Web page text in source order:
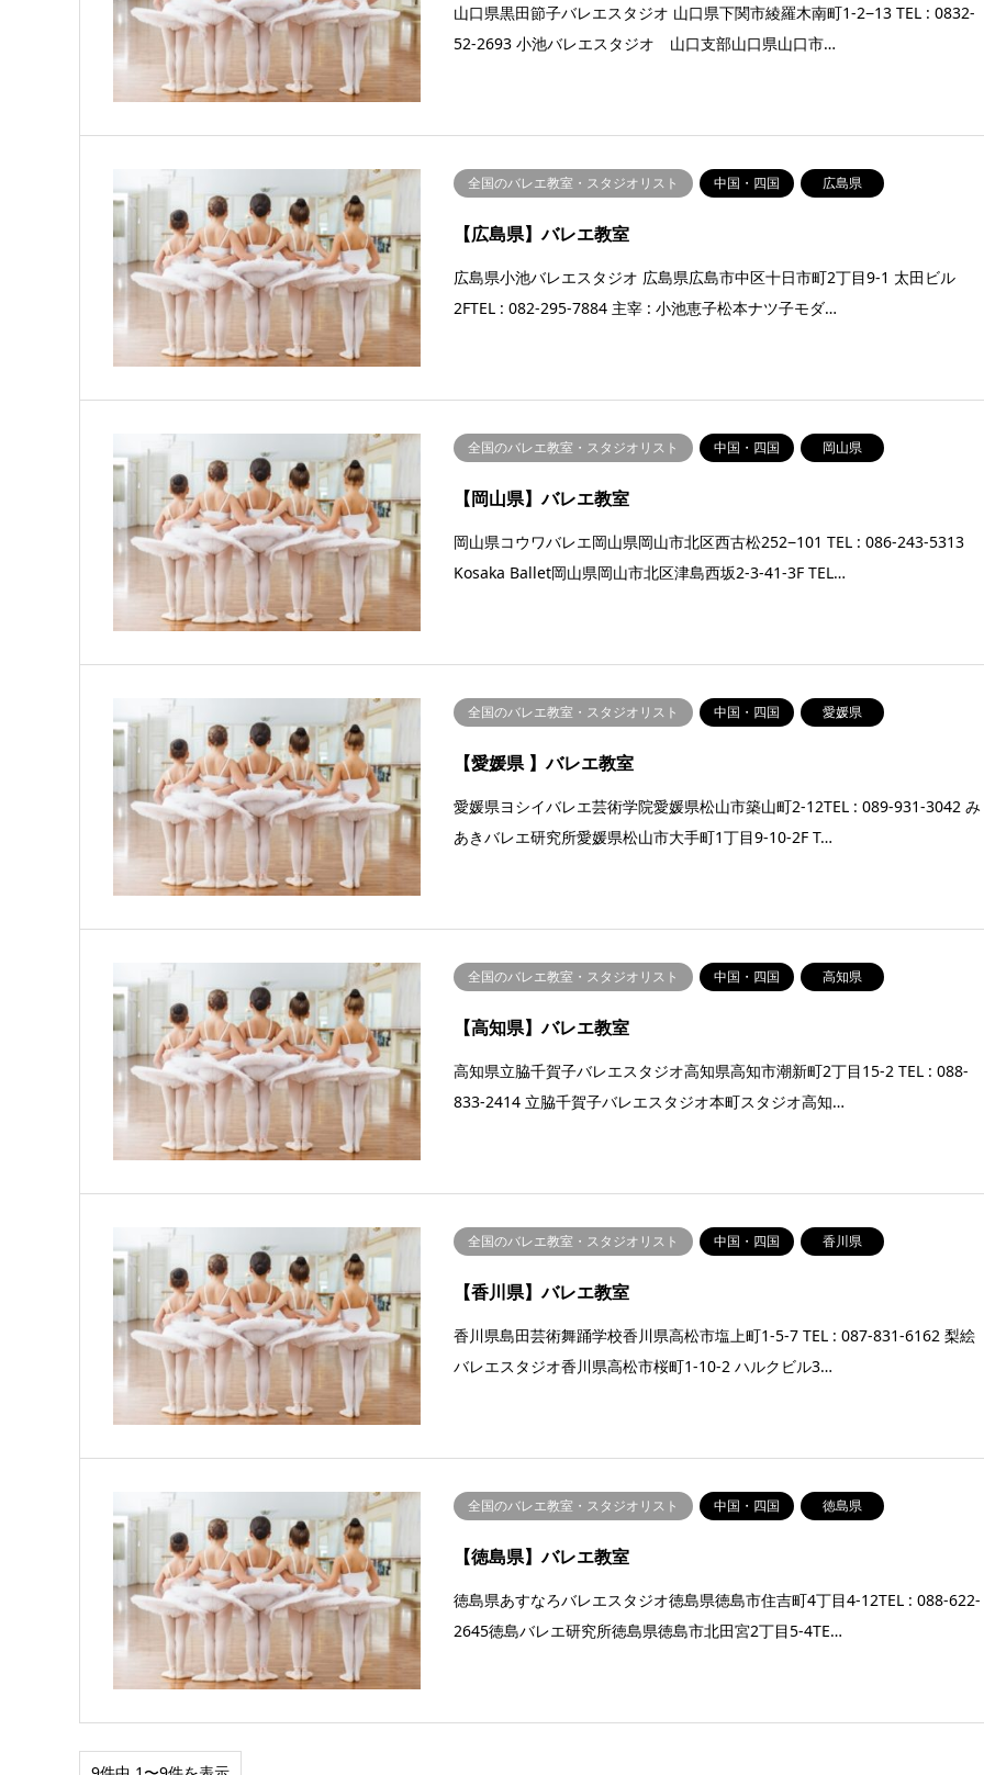
山口県黒田節子バレエスタジオ 山口県下関市綾羅木南町1-2−13 TEL : 0832-
52-2693 小池バレエスタジオ 山口支部山口県山口市…
全国のバレエ教室・スタジオリスト 中国・四国 広島県
【広島県】バレエ教室
広島県小池バレエスタジオ 広島県広島市中区十日市町2丁目9-1 太田ビル
2FTEL : 082-295-7884 主宰 : 小池恵子松本ナツ子モダ…
全国のバレエ教室・スタジオリスト 中国・四国 岡山県
【岡山県】バレエ教室
岡山県コウワバレエ岡山県岡山市北区西古松252−101 TEL : 086-243-5313
Kosaka Ballet岡山県岡山市北区津島西坂2-3-41-3F TEL…
全国のバレエ教室・スタジオリスト 中国・四国 愛媛県
【愛媛県 】バレエ教室
愛媛県ヨシイバレエ芸術学院愛媛県松山市築山町2-12TEL : 089-931-3042 み
あきバレエ研究所愛媛県松山市大手町1丁目9-10-2F T…
全国のバレエ教室・スタジオリスト 中国・四国 高知県
【高知県】バレエ教室
高知県立脇千賀子バレエスタジオ高知県高知市潮新町2丁目15-2 TEL : 088-
833-2414 立脇千賀子バレエスタジオ本町スタジオ高知…
全国のバレエ教室・スタジオリスト 中国・四国 香川県
【香川県】バレエ教室
香川県島田芸術舞踊学校香川県高松市塩上町1-5-7 TEL : 087-831-6162 梨絵
バレエスタジオ香川県高松市桜町1-10-2 ハルクビル3…
全国のバレエ教室・スタジオリスト 中国・四国 徳島県
【徳島県】バレエ教室
徳島県あすなろバレエスタジオ徳島県徳島市住吉町4丁目4-12TEL : 088-622-
2645徳島バレエ研究所徳島県徳島市北田宮2丁目5-4TE…